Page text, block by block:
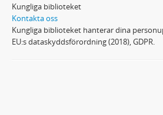
Kungliga biblioteket
Kontakta oss
Kungliga biblioteket hanterar dina
EU:s dataskyddsförordning (2018), GDPR.